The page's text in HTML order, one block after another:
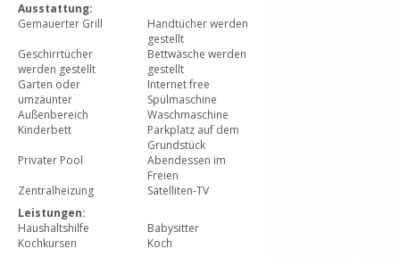
Ausstattung:
Gemauerter Grill
Handtücher werden
gestellt
Geschirrtücher
werden gestellt
Bettwäsche werden
gestellt
Garten oder
umzäunter
Außenbereich
Internet free
Spülmaschine
Waschmaschine
Kinderbett
Parkplatz auf dem
Grundstück
Privater Pool
Abendessen im
Freien
Zentralheizung
Satelliten-TV
Leistungen:
Haushaltshilfe
Babysitter
Kochkursen
Koch